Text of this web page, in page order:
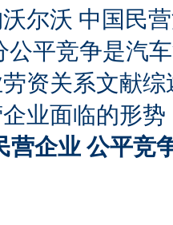
尔沃 中国民
公平竞争是汽
资关系文献综
业面临的形势
营企业 公平竞